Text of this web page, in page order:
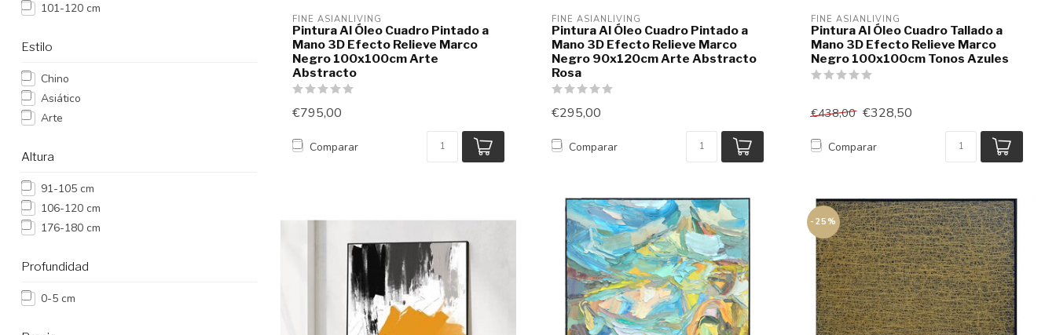
101-120 cm
Estilo
Chino
Asiático
Arte
Altura
91-105 cm
106-120 cm
176-180 cm
Profundidad
0-5 cm
FINE ASIANLIVING
Pintura Al Óleo Cuadro Pintado a
Mano 3D Efecto Relieve Marco
Negro 100x100cm Arte
Abstracto
€795,00
Comparar
FINE ASIANLIVING
Pintura Al Óleo Cuadro Pintado a
Mano 3D Efecto Relieve Marco
Negro 90x120cm Arte Abstracto
Rosa
€295,00
Comparar
FINE ASIANLIVING
Pintura Al Óleo Cuadro Tallado a
Mano 3D Efecto Relieve Marco
Negro 100x100cm Tonos Azules
€438,00 €328,50
Comparar
-25%